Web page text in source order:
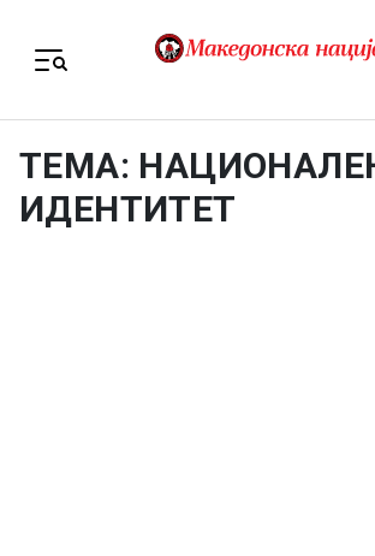
ТЕМА:
ИДЕНТИТЕТ